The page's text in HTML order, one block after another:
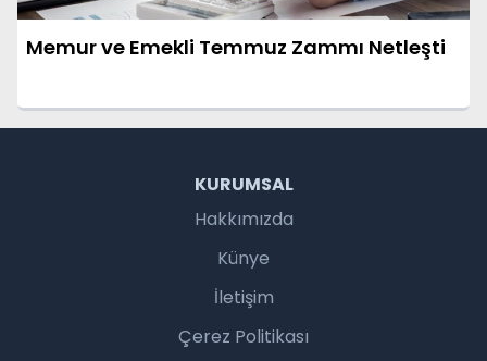
Memur ve Emekli Temmuz Zammı Netleşti
KURUMSAL
Hakkımızda
Künye
İletişim
Çerez Politikası